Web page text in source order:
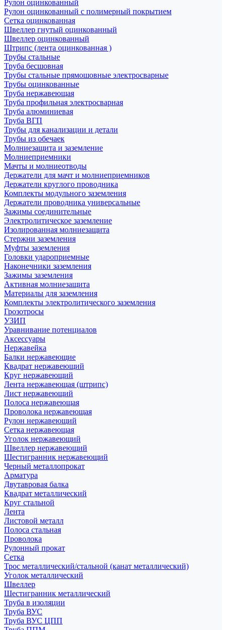
Рулон оцинкованный
Рулон оцинкованный с полимерный покрытием
Сетка оцинкованная
Швеллер гнутый оцинкованный
Швеллер оцинкованный
Штрипс (лента оцинкованная )
Трубы стальные
Труба бесшовная
Трубы стальные прямошовные электросварные
Трубы оцинкованные
Труба нержавеющая
Труба профильная электросварная
Труба алюминиевая
Труба ВГП
Трубы для канализации и детали
Трубы из обечаек
Молниезащита и заземление
Молниеприемники
Мачты и молниеотводы
Держатели для мачт и молниеприемников
Держатели круглого проводника
Комплекты модульного заземления
Держатели проводника универсальные
Зажимы соединительные
Электролитическое заземление
Изолированная молниезащита
Стержни заземления
Муфты заземления
Головки удароприемные
Наконечники заземления
Зажимы заземления
Активная молниезащита
Материалы для заземления
Комплекты электролитического заземления
Грозотросы
УЗИП
Уравнивание потенциалов
Аксессуары
Нержавейка
Балки нержавеющие
Квадрат нержавеющий
Круг нержавеющий
Лента нержавеющая (штрипс)
Лист нержавеющий
Полоса нержавеющая
Проволока нержавеющая
Рулон нержавеющий
Сетка нержавеющая
Уголок нержавеющий
Швеллер нержавеющий
Шестигранник нержавеющий
Черный металлопрокат
Арматура
Двутавровая балка
Квадрат металлический
Круг стальной
Лента
Листовой металл
Полоса стальная
Проволока
Рулонный прокат
Сетка
Трос металлический/стальной (канат металлический)
Уголок металлический
Швеллер
Шестигранник металлический
Труба в изоляции
Труба ВУС
Труба ВУС ЦПП